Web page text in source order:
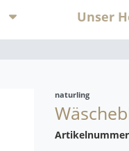
Unser
naturling
Artikelnummer